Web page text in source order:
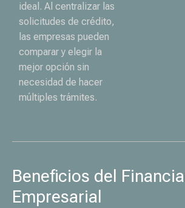
ideal. Al centralizar las
solicitudes de crédito,
las empresas pueden
comparar y elegir la
mejor opción sin
necesidad de hacer
múltiples trámites.
Beneficios del
Empresarial